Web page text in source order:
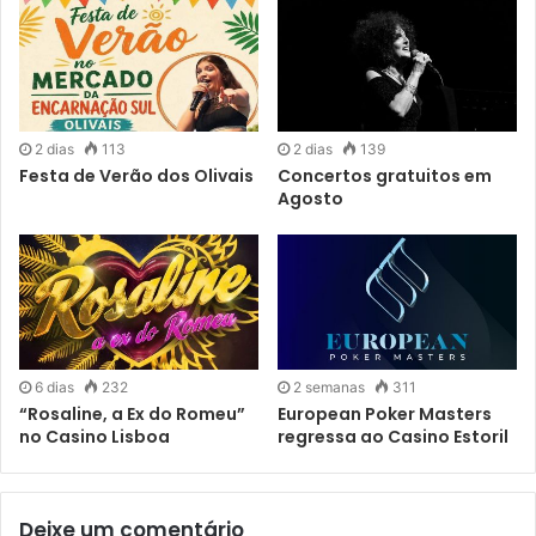
uma_vida_de_amizade_estoril-casino_estoril/
O Casino Estoril abre às 15h00 e encerra às 03h00. O
acesso é livre, sendo que a partir das 22 horas, é para
maiores de 14 anos, e maiores de 10 anos acompanhados
pelos pais. Nas áreas de Jogo é para maiores de 18 anos.
2 dias 113
Festa de Verão dos Olivais
2 dias 139
Concertos gratuitos em
Agosto
6 dias 232
“Rosaline, a Ex do Romeu”
no Casino Lisboa
2 semanas 311
European Poker Masters
regressa ao Casino Estoril
Deixe um comentário